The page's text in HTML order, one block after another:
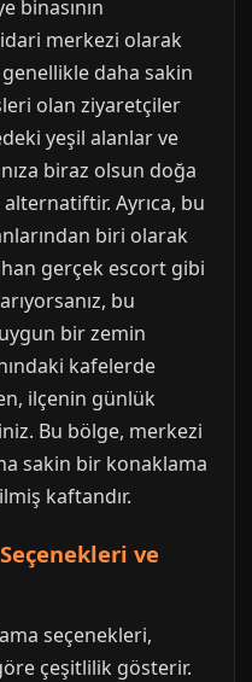
binasının
merkezi olarak
daha sakin
olan ziyaretçiler
yeşil alanlar ve
biraz olsun doğa
Ayrıca, bu
biri olarak
gerçek escort gibi
bu
bir zemin
kafelerde
ilçenin günlük
Bu bölge, merkezi
sakin bir konaklama
kaftandır.
ve
seçenekleri,
çeşitlilik gösterir.